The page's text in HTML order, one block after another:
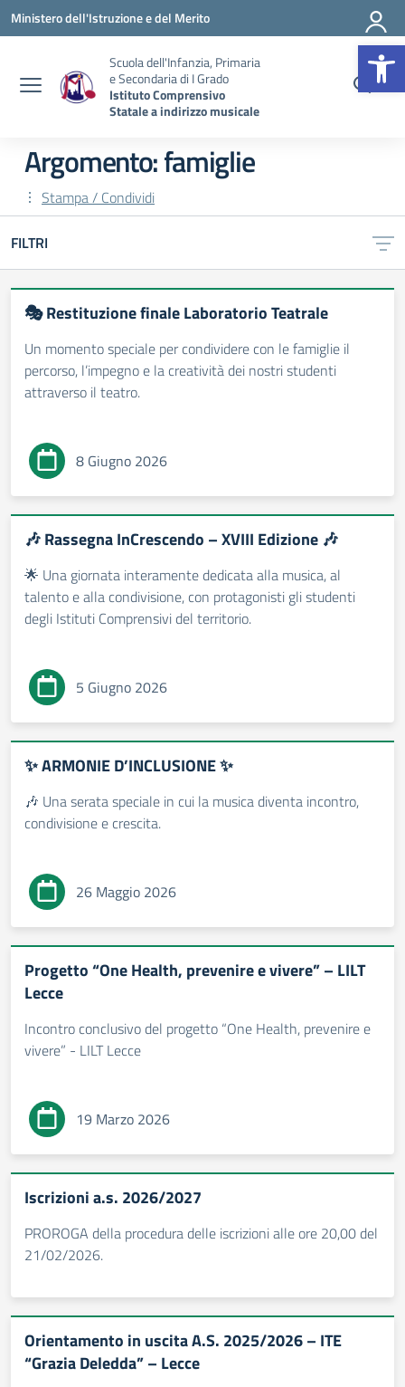
Vai ai contenuti
Vai al menu di navigazione
Vai al footer
Ministero dell'Istruzione e del Merito
Scuola dell'Infanzia, Primaria
e Secondaria di I Grado
Istituto Comprensivo
Statale a indirizzo musicale
Argomento: famiglie
Stampa / Condividi
FILTRI
🎭 Restituzione finale Laboratorio Teatrale
Un momento speciale per condividere con le famiglie il
percorso, l’impegno e la creatività dei nostri studenti
attraverso il teatro.
8 Giugno 2026
🎶 Rassegna InCrescendo – XVIII Edizione 🎶
🌟 Una giornata interamente dedicata alla musica, al
talento e alla condivisione, con protagonisti gli studenti
degli Istituti Comprensivi del territorio.
5 Giugno 2026
✨ ARMONIE D’INCLUSIONE ✨
🎶 Una serata speciale in cui la musica diventa incontro,
condivisione e crescita.
26 Maggio 2026
Progetto “One Health, prevenire e vivere” – LILT
Lecce
Incontro conclusivo del progetto “One Health, prevenire e
vivere” - LILT Lecce
19 Marzo 2026
Iscrizioni a.s. 2026/2027
PROROGA della procedura delle iscrizioni alle ore 20,00 del
21/02/2026.
Orientamento in uscita A.S. 2025/2026 – ITE
“Grazia Deledda” – Lecce